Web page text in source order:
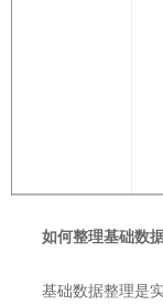
如何整理基础数
基础数据整理是实